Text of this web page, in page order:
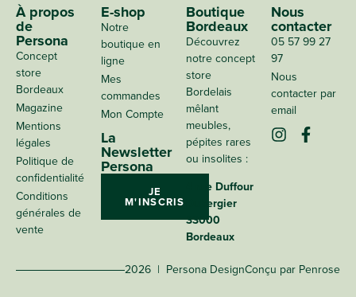
À propos
de
Persona
Concept
store
Bordeaux
Magazine
Mentions
légales
Politique de
confidentialité
Conditions
générales de
vente
E-shop
Notre
boutique en
ligne
Mes
commandes
Mon Compte
La
Newsletter
Persona
JE
M'INSCRIS
Boutique
Bordeaux
Découvrez
notre concept
store
Bordelais
mêlant
meubles,
pépites rares
ou insolites :
4 rue Duffour
Dubergier
33000
Bordeaux
Nous
contacter
05 57 99 27
97
Nous
contacter par
email
2026 | Persona DesignConçu par Penrose